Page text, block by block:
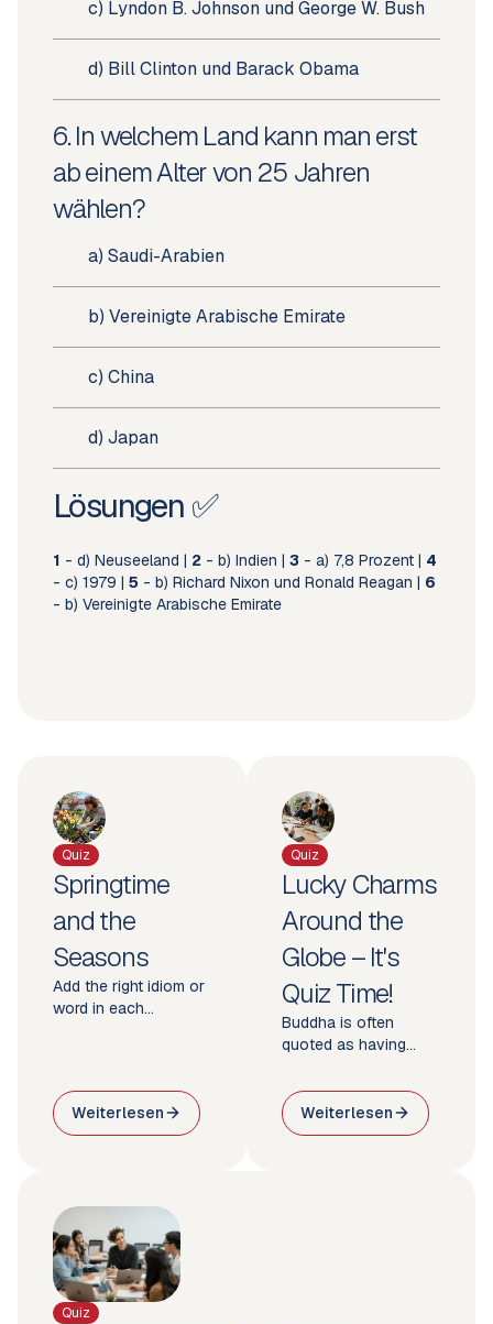
c) Lyndon B. Johnson und George W. Bush
d) Bill Clinton und Barack Obama
6. In welchem Land kann man erst
ab einem Alter von 25 Jahren
wählen?
a) Saudi-Arabien
b) Vereinigte Arabische Emirate
c) China
d) Japan
Lösungen ✅
1 - d) Neuseeland | 2 - b) Indien | 3 - a) 7,8 Prozent | 4
- c) 1979 | 5 - b) Richard Nixon und Ronald Reagan | 6
- b) Vereinigte Arabische Emirate
Quiz
Springtime
and the
Seasons
Add the right idiom or
word in each
Weiterlesen
Quiz
Lucky Charms
Around the
Globe – It's
Quiz Time!
Buddha is often
quoted as having
to happiness.
Happiness is the
way." Whether or not
Weiterlesen
Quiz